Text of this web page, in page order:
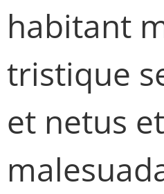
habitant
tristique
et netus et